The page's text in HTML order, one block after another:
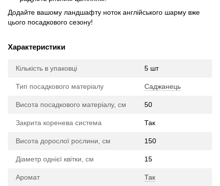
Додайте вашому ландшафту ноток англійського шарму вже
цього посадкового сезону!
Характеристики
Кількість в упаковці 5 шт
Тип посадкового матеріалу Саджанець
Висота посадкового матеріалу, см 50
Закрита коренева система Так
Висота дорослої рослини, см 150
Діаметр однієї квітки, см 15
Аромат Так